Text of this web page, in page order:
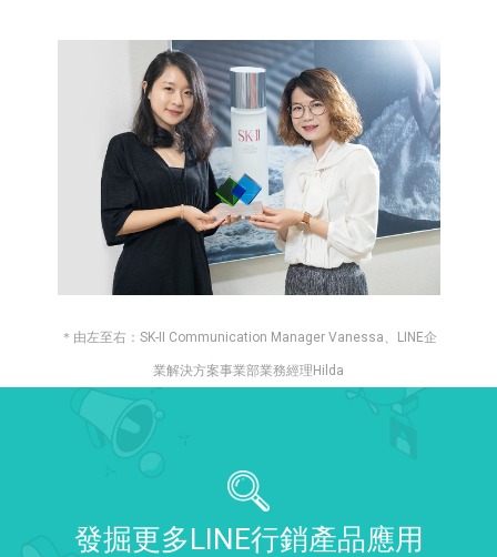
＊由左至右：SK-II Communication Manager Vanessa、LINE企
業解決方案事業部業務經理Hilda
發掘更多LINE行銷產品應用